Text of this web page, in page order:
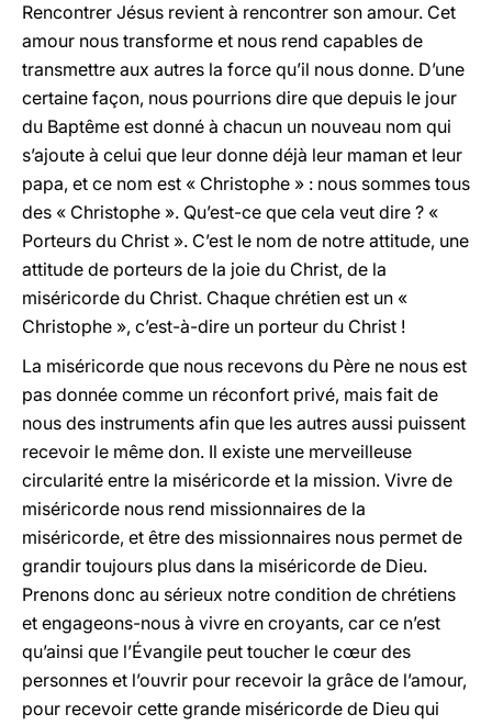
Rencontrer Jésus revient à rencontrer son amour. Cet
amour nous transforme et nous rend capables de
transmettre aux autres la force qu’il nous donne. D’une
certaine façon, nous pourrions dire que depuis le jour
du Baptême est donné à chacun un nouveau nom qui
s’ajoute à celui que leur donne déjà leur maman et leur
papa, et ce nom est « Christophe » : nous sommes tous
des « Christophe ». Qu’est-ce que cela veut dire ? «
Porteurs du Christ ». C’est le nom de notre attitude, une
attitude de porteurs de la joie du Christ, de la
miséricorde du Christ. Chaque chrétien est un «
Christophe », c’est-à-dire un porteur du Christ !
La miséricorde que nous recevons du Père ne nous est
pas donnée comme un réconfort privé, mais fait de
nous des instruments afin que les autres aussi puissent
recevoir le même don. Il existe une merveilleuse
circularité entre la miséricorde et la mission. Vivre de
miséricorde nous rend missionnaires de la
miséricorde, et être des missionnaires nous permet de
grandir toujours plus dans la miséricorde de Dieu.
Prenons donc au sérieux notre condition de chrétiens
et engageons-nous à vivre en croyants, car ce n’est
qu’ainsi que l’Évangile peut toucher le cœur des
personnes et l’ouvrir pour recevoir la grâce de l’amour,
pour recevoir cette grande miséricorde de Dieu qui